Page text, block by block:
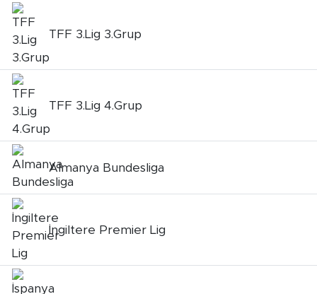
TFF 3.Lig 3.Grup
TFF 3.Lig 4.Grup
Almanya Bundesliga
İngiltere Premier Lig